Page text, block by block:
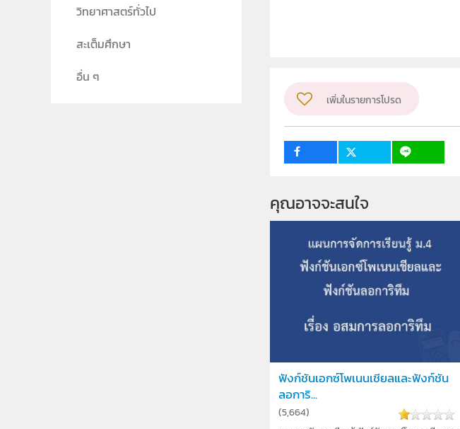
ระดับชั้น
กลุ่มเป้าหมาย
ครู
เพิ่มในรายการโปรด
คุณอาจจะสนใจ
ฟังก์ชันเอกซ์โพเนนเชียลและฟังก์ชัน
ลอการิ...
(5,664)
วิทยาศาสตร์ทั่วไป
สะเต็มศึกษา
อื่น ๆ